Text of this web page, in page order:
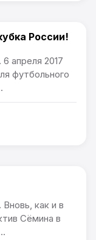
России!
апреля 2017
футбольного
как и в
Сёмина в